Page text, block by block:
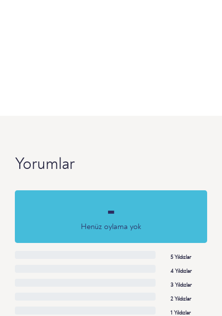
Yorumlar
-
Henüz oylama yok
5 Yıldızlar
4 Yıldızlar
3 Yıldızlar
2 Yıldızlar
1 Yıldızlar